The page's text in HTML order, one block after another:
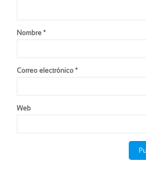
Nombre *
Correo electrónico *
Web